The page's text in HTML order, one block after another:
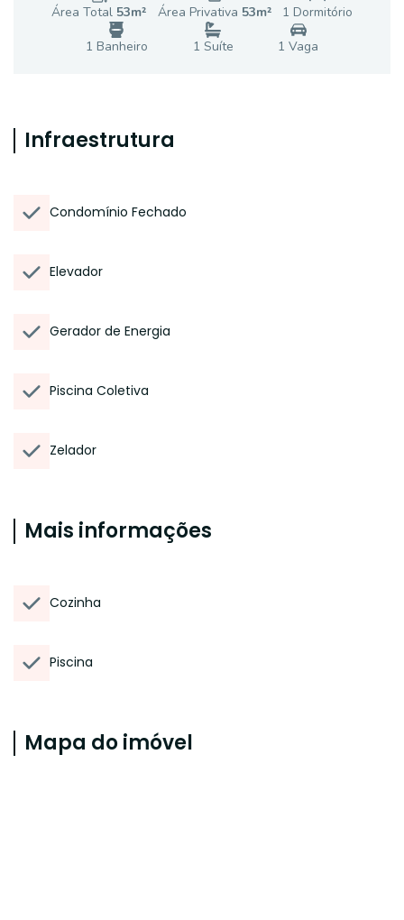
Área Total 53m² Área Privativa 53m² 1 Dormitório
1 Banheiro 1 Suíte 1 Vaga
Infraestrutura
Condomínio Fechado
Elevador
Gerador de Energia
Piscina Coletiva
Zelador
Mais informações
Cozinha
Piscina
Mapa do imóvel